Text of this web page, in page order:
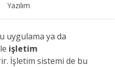
Yazılım
uygulama ya da
işletim
İşletim sistemi de bu